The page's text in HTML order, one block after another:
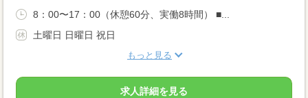
8：00〜17：00（休憩60分、実働8時間） ■...
土曜日 日曜日 祝日
もっと見る
求人詳細を見る